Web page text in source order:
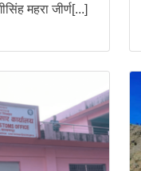
महरा जीर्ण[...]